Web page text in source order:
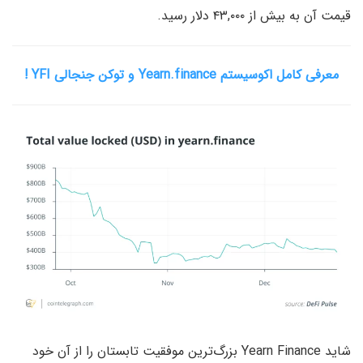
قیمت آن به بیش از ۴۳,۰۰۰ دلار رسید.
معرفی کامل اکوسیستم Yearn.finance و توکن جنجالی YFI !
شاید Yearn Finance بزرگ‌ترین موفقیت تابستان را از آن خود